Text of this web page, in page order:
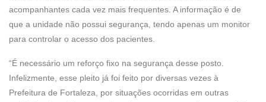
acompanhantes cada vez mais frequentes. A informação é de
que a unidade não possui segurança, tendo apenas um monitor
para controlar o acesso dos pacientes.
“É necessário um reforço fixo na segurança desse posto.
Infelizmente, esse pleito já foi feito por diversas vezes à
Prefeitura de Fortaleza, por situações ocorridas em outras